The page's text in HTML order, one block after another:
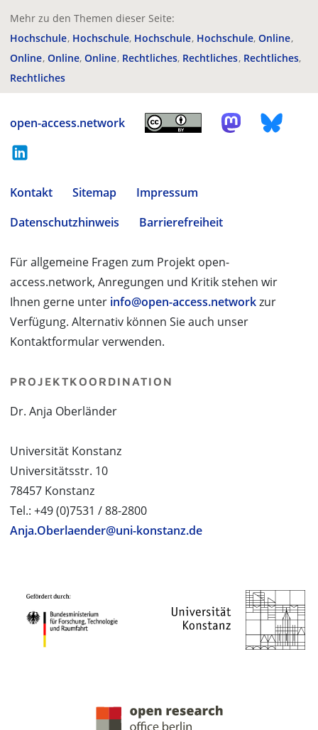
Mehr zu den Themen dieser Seite:
Hochschule Hochschule Hochschule Hochschule Online
Online Online Online Rechtliches Rechtliches Rechtliches
Rechtliches
open-access.network
Kontakt Sitemap
Impressum
Datenschutzhinweis
Barrierefreiheit
Für allgemeine Fragen zum Projekt open-
access.network, Anregungen und Kritik stehen wir
Ihnen gerne unter info@open-access.networkzur
Verfügung. Alternativ können Sie auch unser
Kontaktformular verwenden.
PROJEKTKOORDINATION
Dr. Anja Oberländer
Universität Konstanz
Universitätsstr. 10
78457 Konstanz
Tel.: +49 (0)7531 / 88-2800
Anja.Oberlaender@uni-konstanz.de